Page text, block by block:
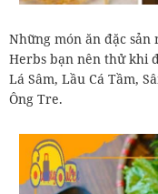
Những món ăn đặc sản
Herbs bạn nên thử khi
Lá Sâm, Lầu Cá Tầm,
Ông Tre.